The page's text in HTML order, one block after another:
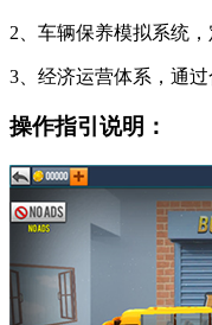
2、车辆保养模拟系统
3、经济运营体系，通
操作指引说明：